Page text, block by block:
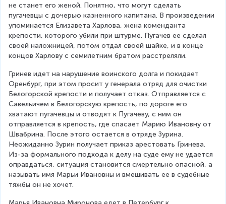
не станет его женой. Понятно, что могут сделать
пугачевцы с дочерью казненного капитана. В произведении
упоминается Елизавета Харлова, жена коменданта
крепости, которого убили при штурме. Пугачев ее сделал
своей наложницей, потом отдал своей шайке, и в конце
концов Харлову с семилетним братом расстреляли.
Гринев идет на нарушение воинского долга и покидает
Оренбург, при этом просит у генерала отряд для очистки
Белогорской крепости и получает отказ. Отправляется с
Савельичем в Белогорскую крепость, по дороге его
хватают пугачевцы и отводят к Пугачеву, с ним он
отправляется в крепость, где спасает Марию Ивановну от
Швабрина. После этого остается в отряде Зурина.
Неожиданно Зурин получает приказ арестовать Гринева.
Из-за формального подхода к делу на суде ему не удается
оправдаться, ситуация становится смертельно опасной, а
называть имя Марьи Ивановны и вмешивать ее в судебные
тяжбы он не хочет.